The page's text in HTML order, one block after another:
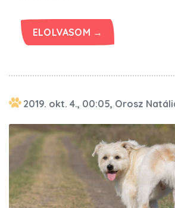
ELOLVASOM →
2019. okt. 4., 00:05, Orosz